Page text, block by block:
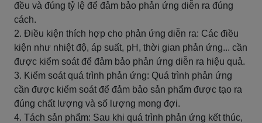
đều và đúng tỷ lệ để đảm bảo phản ứng diễn ra đúng
cách.
2. Điều kiện thích hợp cho phản ứng diễn ra: Các điều
kiện như nhiệt độ, áp suất, pH, thời gian phản ứng... cần
được kiểm soát để đảm bảo phản ứng diễn ra hiệu quả.
3. Kiểm soát quá trình phản ứng: Quá trình phản ứng
cần được kiểm soát để đảm bảo sản phẩm được tạo ra
đúng chất lượng và số lượng mong đợi.
4. Tách sản phẩm: Sau khi quá trình phản ứng kết thúc,